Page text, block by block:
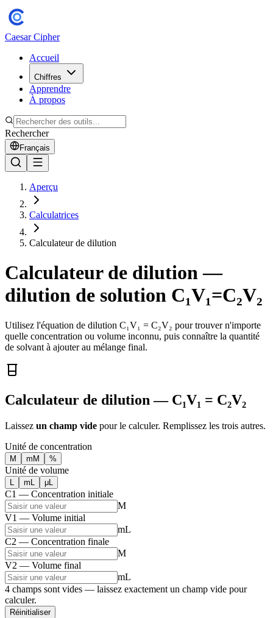
Caesar Cipher
Accueil
Chiffres
Apprendre
À propos
Rechercher
Français
Aperçu
Calculatrices
Calculateur de dilution
Calculateur de dilution —
dilution de solution C₁V₁=C₂V₂
Utilisez l'équation de dilution C₁V₁ = C₂V₂ pour trouver n'importe
quelle concentration ou volume inconnu, puis connaître la quantité
de solvant à ajouter au mélange final.
Calculateur de dilution — C₁V₁ = C₂V₂
Laissez un champ vide pour le calculer. Remplissez les trois autres.
Unité de concentration
M mM %
Unité de volume
L mL μL
C1 — Concentration initiale
M
V1 — Volume initial
mL
C2 — Concentration finale
M
V2 — Volume final
mL
4 champs sont vides — laissez exactement un champ vide pour
calculer.
Réinitialiser